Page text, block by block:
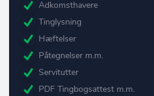
Adkomsthavere
Tinglysning
Hæftelser
Påtegnelser m.m.
Servitutter
PDF Tingbogsattest m.m.